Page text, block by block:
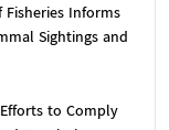
Informs
Sightings and
to Comply